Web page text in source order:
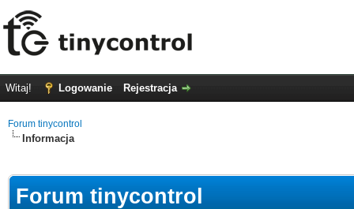
Witaj! Logowanie Rejestracja
Forum tinycontrol
Informacja
Forum tinycontrol